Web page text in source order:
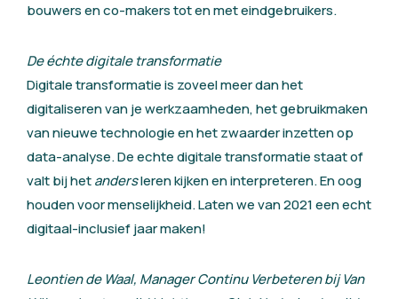
bouwers en co-makers tot en met eindgebruikers.
De échte digitale transformatie
Digitale transformatie is zoveel meer dan het
digitaliseren van je werkzaamheden, het gebruikmaken
van nieuwe technologie en het zwaarder inzetten op
data-analyse. De echte digitale transformatie staat of
valt bij hetandersleren kijken en interpreteren. En oog
houden voor menselijkheid. Laten we van 2021 een echt
digitaal-inclusief jaar maken!
Leontien de Waal, Manager Continu Verbeteren bij Van